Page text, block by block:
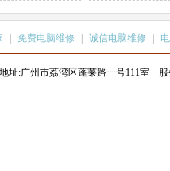
免费电脑维修 诚信电脑维修
:广州市荔湾区蓬莱路一号111室 服